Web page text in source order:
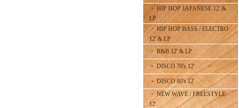
・ HIP HOP JAPANESE 12' &
LP
・ HIP HOP BASS / ELECTRO
12' & LP
・ R&B 12' & LP
・ DISCO 70's 12'
・ DISCO 80's 12'
・ NEW WAVE / FREESTYLE
12'